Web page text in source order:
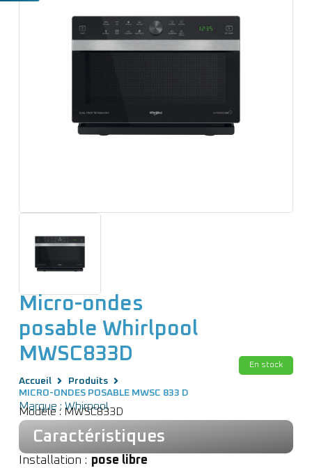
e
Micro-ondes
posable Whirlpool
MWSC833D
En stock
Accueil
Produits
MICRO-ONDES POSABLE MWSC 833 D
Marque : Whirpool
Modèle : MWSC833D
Caractéristiques
Installation : pose libre